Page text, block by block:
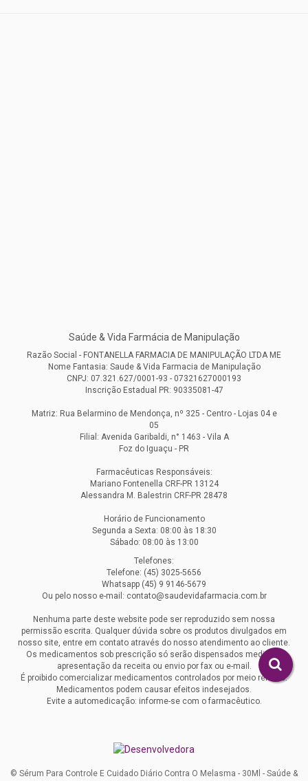
Saúde & Vida Farmácia de Manipulação
Razão Social - FONTANELLA FARMACIA DE MANIPULAÇÃO LTDA ME
Nome Fantasia: Saude & Vida Farmacia de Manipulação
CNPJ: 07.321.627/0001-93 - 07321627000193
Inscrição Estadual PR: 90335081-47
Matriz: Rua Belarmino de Mendonça, nº 325 - Centro - Lojas 04 e
05
Filial: Avenida Garibaldi, n° 1463 - Vila A
Foz do Iguaçu - PR
Farmacêuticas Responsáveis:
Mariano Fontenella CRF-PR 13124
Alessandra M. Balestrin CRF-PR 28478
Horário de Funcionamento
Segunda a Sexta: 08:00 às 18:30
Sábado: 08:00 às 13:00
Telefones:
Telefone: (45) 3025-5656
Whatsapp (45) 9 9146-5679
Ou pelo nosso e-mail: contato@saudevidafarmacia.com.br
Nenhuma parte deste website pode ser reproduzido sem nossa
permissão escrita. Qualquer dúvida sobre os produtos divulgados em
nosso site, entre em contato através do nosso atendimento ao cliente.
Os medicamentos sob prescrição só serão dispensados mediante
apresentação da receita ou envio por fax ou e-mail.
É proibido comercializar medicamentos controlados por meio remoto.
Medicamentos podem causar efeitos indesejados.
Evite a automedicação: informe-se com o farmacêutico.
© Sérum Para Controle E Cuidado Diário Contra O Melasma - 30Ml - Saúde &